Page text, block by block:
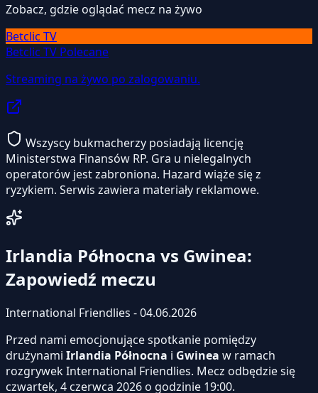
Zobacz, gdzie oglądać mecz na żywo
Betclic TV
Betclic TV Polecane
Streaming na żywo po zalogowaniu.
Wszyscy bukmacherzy posiadają licencję
Ministerstwa Finansów RP. Gra u nielegalnych
operatorów jest zabroniona. Hazard wiąże się z
ryzykiem. Serwis zawiera materiały reklamowe.
Irlandia Północna vs Gwinea:
Zapowiedź meczu
International Friendlies - 04.06.2026
Przed nami emocjonujące spotkanie pomiędzy
drużynami Irlandia Północna i Gwinea w ramach
rozgrywek International Friendlies. Mecz odbędzie się
czwartek, 4 czerwca 2026 o godzinie 19:00.